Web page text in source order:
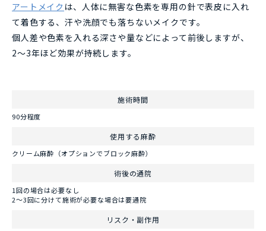
アートメイク は、人体に無害な色素を専用の針で表皮に入れ
て着色する、汗や洗顔でも落ちないメイクです。
個人差や色素を入れる深さや量などによって前後しますが、
2〜3年ほど効果が持続します。
施術時間
90分程度
使用する麻酔
クリーム麻酔（オプションでブロック麻酔）
術後の通院
1回の場合は必要なし
2～3回に分けて施術が必要な場合は要通院
リスク・副作用